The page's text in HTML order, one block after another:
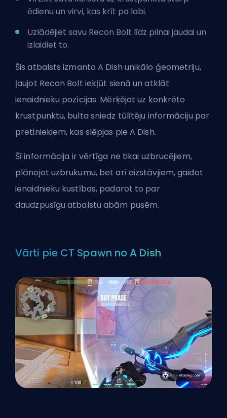
ēdienu un virvi, kas krīt pa labi.
Uzlādējiet savu Recon Bolt līdz pilnai jaudai un
izlaidiet to.
Šis atbalsts izmanto A Dish unikālo ģeometriju,
ļaujot Recon Bolt iekļūt sienā un atklāt
ienaidnieku pozīcijas. Mērķējot uz konkrēto
krustpunktu, bulta sniedz tūlītēju informāciju par
pretiniekiem, kas slēpjas pie A Dish.
Šī informācija ir vērtīga ne tikai uzbrucējiem,
plānojot uzbrukumu, bet arī aizstāvjiem, gaidot
ienaidnieku kustības, padarot to par
daudzpusīgu atbalstu abām pusēm.
Vārti pie CT Spawn no A Dish